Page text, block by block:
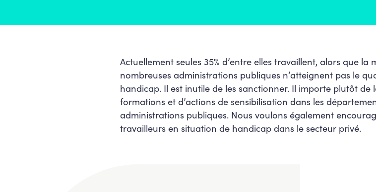
Actuellement seules 35% d’entre elles travaillent, alors que la
nombreuses administrations publiques n’atteignent pas le
handicap. Il est inutile de les sanctionner. Il importe plutôt
formations et d’actions de sensibilisation dans les
administrations publiques. Nous voulons également
travailleurs en situation de handicap dans le secteur privé.